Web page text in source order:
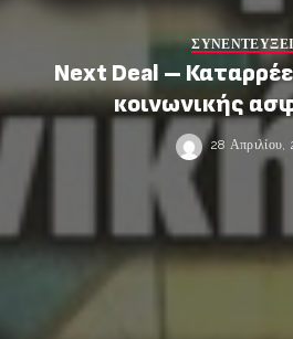
Next Deal –
κοινωνικής
28 Απριλίου,